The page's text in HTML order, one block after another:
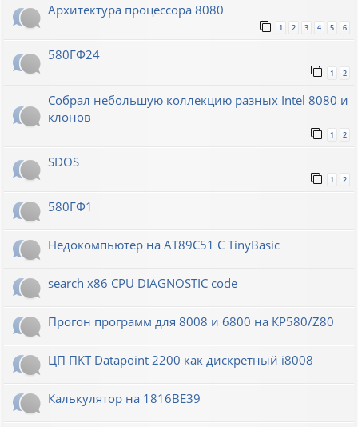
Архитектура процессора 8080
1 2 3 4 5 6
580ГФ24
1 2
Собрал небольшую коллекцию разных Intel 8080 и
клонов
1 2
SDOS
1 2
580ГФ1
Недокомпьютер на AT89C51 C TinyBasic
search x86 CPU DIAGNOSTIC code
Прогон программ для 8008 и 6800 на КР580/Z80
ЦП ПКТ Datapoint 2200 как дискретный i8008
Калькулятор на 1816ВЕ39